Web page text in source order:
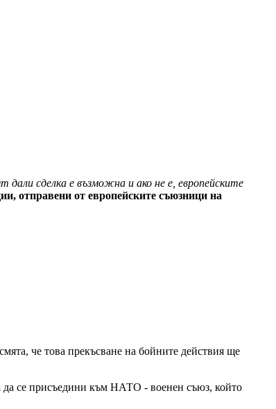
дали сделка е възможна и ако не е, европейските
отправени от европейските съюзници на
че това прекъсване на бойните действия ще
да се присъедини към НАТО - военен съюз, който